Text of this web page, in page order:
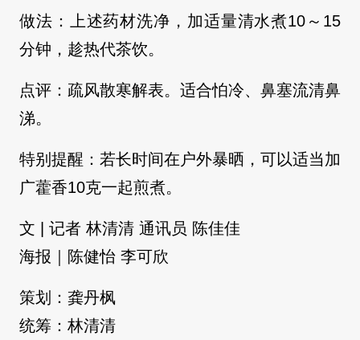
做法：上述药材洗净，加适量清水煮10～15
分钟，趁热代茶饮。
点评：疏风散寒解表。适合怕冷、鼻塞流清鼻
涕。
特别提醒：若长时间在户外暴晒，可以适当加
广藿香10克一起煎煮。
文 | 记者 林清清 通讯员 陈佳佳
海报｜陈健怡 李可欣
策划：龚丹枫
统筹：林清清